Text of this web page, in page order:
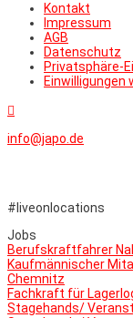
Kontakt
Impressum
AGB
Datenschutz
Privatsphäre-
Einwilligungen

info@japo.de
#liveonlocations
Jobs
Berufskraftfahrer
Kaufmännischer
Chemnitz
Fachkraft für
Stagehands/